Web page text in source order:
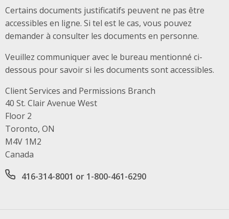
Certains documents justificatifs peuvent ne pas être
accessibles en ligne. Si tel est le cas, vous pouvez
demander à consulter les documents en personne.
Veuillez communiquer avec le bureau mentionné ci-
dessous pour savoir si les documents sont accessibles.
Client Services and Permissions Branch
Address
40 St. Clair Avenue West
Floor 2
Toronto, ON
M4V 1M2
Canada
Office phone number
416-314-8001 or 1-800-461-6290